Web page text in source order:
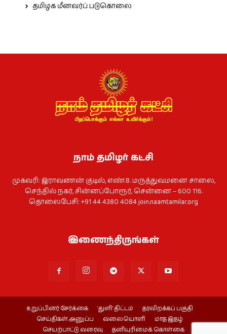
தமிழக மீனவர்ப் படுகொலை
நாம் தமிழர் கட்சி
முகவரி: இராவணன் குடில், எண்.8. மருத்துவமனை சாலை,
செந்தில் நகர், சின்னப்போரூர், சென்னை – 600 116.
தொலைபேசி: +91 44 4380 4084join.naamtamilar.org
இணைந்திருங்கள்
உறுப்பினர் சேர்க்கை ‘துளி’ திட்டம்
தரவிறக்கப் பகுதி
செய்திகள் அனுப்ப
வலையொளி
மாத இதழ்
செயற்பாட்டு வரைவு
தனியுரிமைக் கொள்கை